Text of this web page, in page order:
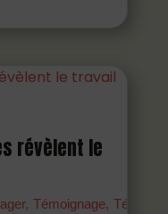
révèlent le
Témoignage